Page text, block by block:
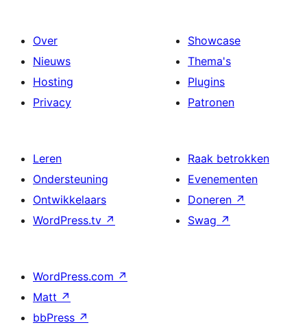
Over
Nieuws
Hosting
Privacy
Showcase
Thema's
Plugins
Patronen
Leren
Ondersteuning
Ontwikkelaars
WordPress.tv ↗
Raak betrokken
Evenementen
Doneren ↗
Swag ↗
WordPress.com ↗
Matt ↗
bbPress ↗